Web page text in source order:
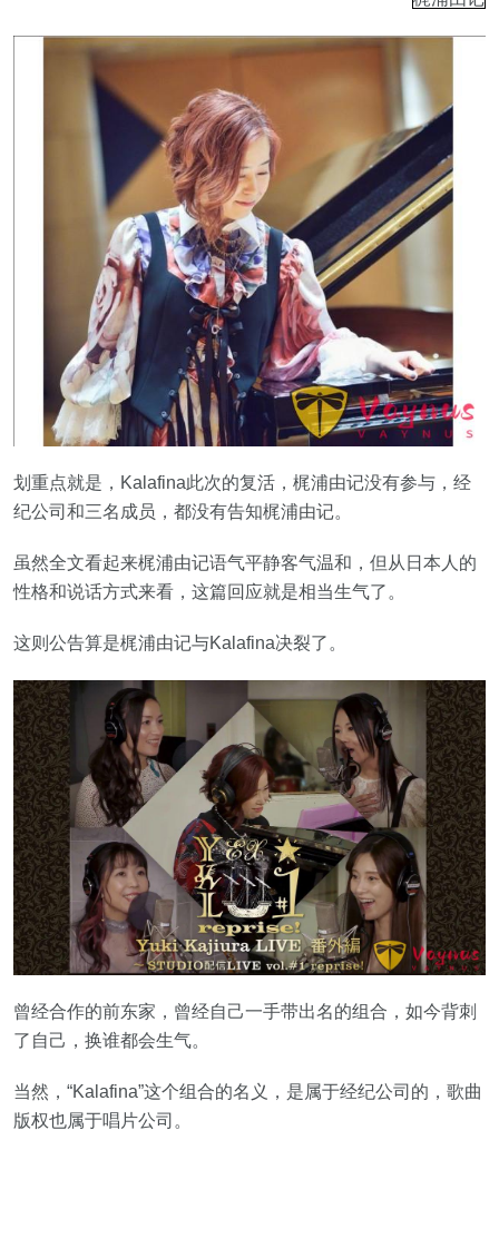
划重点就是，Kalafina此次的复活，梶浦由记没有参与，经
纪公司和三名成员，都没有告知梶浦由记。
虽然全文看起来梶浦由记语气平静客气温和，但从日本人的
性格和说话方式来看，这篇回应就是相当生气了。
这则公告算是梶浦由记与Kalafina决裂了。
曾经合作的前东家，曾经自己一手带出名的组合，如今背刺
了自己，换谁都会生气。
当然，“Kalafina”这个组合的名义，是属于经纪公司的，歌曲
版权也属于唱片公司。